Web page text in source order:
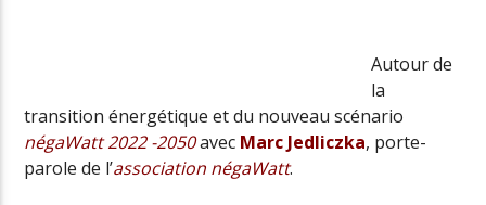
Autour de
la
transition énergétique et du nouveau scénario
négaWatt 2022 -2050avec Marc Jedliczka, porte-
parole de l’association négaWatt.